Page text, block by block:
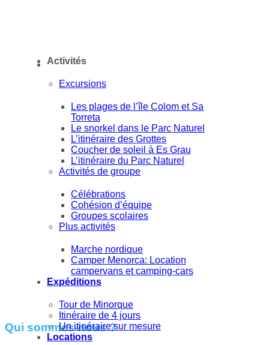
Activités
Excursions
Les plages de l’île Colom et Sa
Torreta
Le snorkel dans le Parc Naturel
L’itinéraire des Grottes
Coucher de soleil à Es Grau
L’itinéraire du Parc Naturel
Activités de groupe
Célébrations
Cohésion d’équipe
Groupes scolaires
Plus activités
Marche nordique
Camper Menorca: Location
campervans et camping-cars
Expéditions
Tour de Minorque
Itinéraire de 4 jours
Un itinéraire sur mesure
Locations
Qui sommes-nous ?